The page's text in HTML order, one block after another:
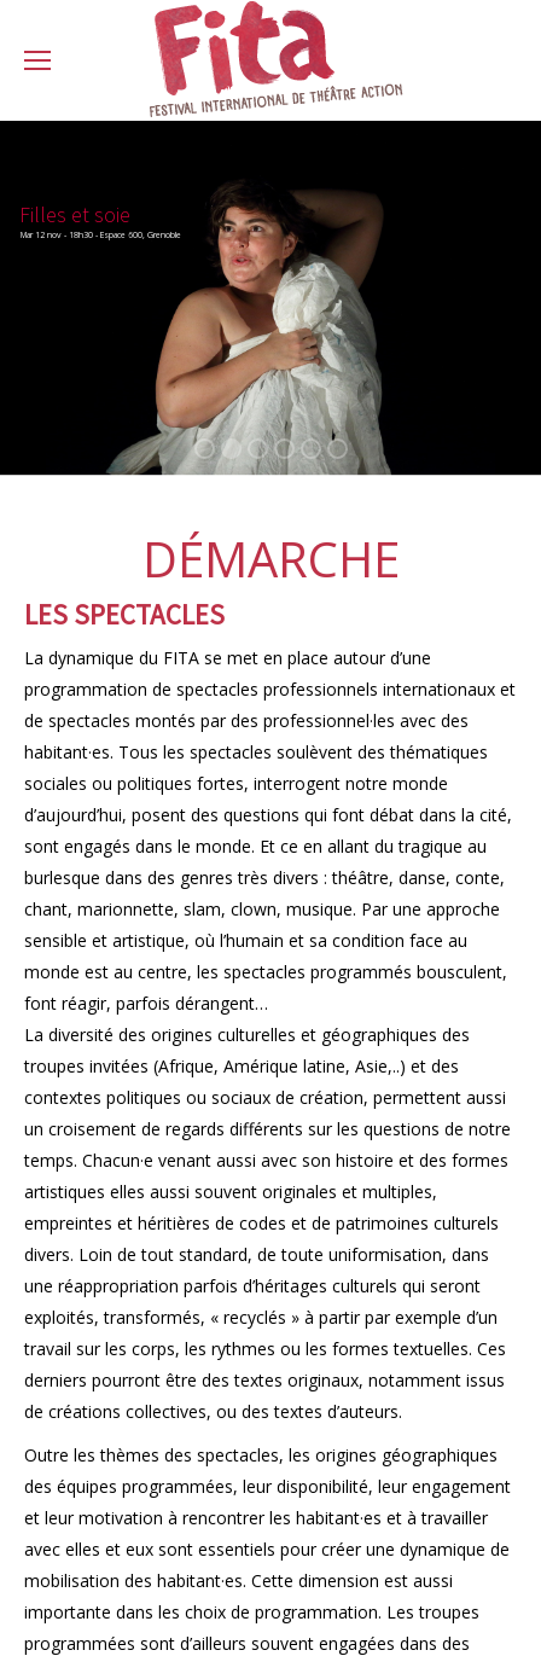
Filles et soie
Mar 12 nov - 18h30 - Espace 600, Grenoble
DÉMARCHE
LES SPECTACLES
La dynamique du FITA se met en place autour d’une
programmation de spectacles professionnels internationaux et
de spectacles montés par des professionnel·les avec des
habitant·es. Tous les spectacles soulèvent des thématiques
sociales ou politiques fortes, interrogent notre monde
d’aujourd’hui, posent des questions qui font débat dans la cité,
sont engagés dans le monde. Et ce en allant du tragique au
burlesque dans des genres très divers : théâtre, danse, conte,
chant, marionnette, slam, clown, musique. Par une approche
sensible et artistique, où l’humain et sa condition face au
monde est au centre, les spectacles programmés bousculent,
font réagir, parfois dérangent…
La diversité des origines culturelles et géographiques des
troupes invitées (Afrique, Amérique latine, Asie,..) et des
contextes politiques ou sociaux de création, permettent aussi
un croisement de regards différents sur les questions de notre
temps. Chacun·e venant aussi avec son histoire et des formes
artistiques elles aussi souvent originales et multiples,
empreintes et héritières de codes et de patrimoines culturels
divers. Loin de tout standard, de toute uniformisation, dans
une réappropriation parfois d’héritages culturels qui seront
exploités, transformés, « recyclés » à partir par exemple d’un
travail sur les corps, les rythmes ou les formes textuelles. Ces
derniers pourront être des textes originaux, notamment issus
de créations collectives, ou des textes d’auteurs.
Outre les thèmes des spectacles, les origines géographiques
des équipes programmées, leur disponibilité, leur engagement
et leur motivation à rencontrer les habitant·es et à travailler
avec elles et eux sont essentiels pour créer une dynamique de
mobilisation des habitant·es. Cette dimension est aussi
importante dans les choix de programmation. Les troupes
programmées sont d’ailleurs souvent engagées dans des